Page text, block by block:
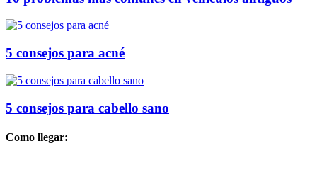
5 consejos para acné
5 consejos para cabello sano
Como llegar: